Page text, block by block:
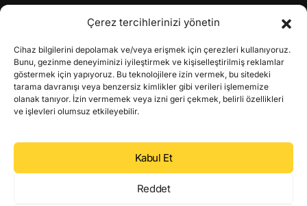
Çerez tercihlerinizi yönetin
Cihaz bilgilerini depolamak ve/veya erişmek için çerezleri kullanıyoruz.
Bunu, gezinme deneyiminizi iyileştirmek ve kişiselleştirilmiş reklamlar
göstermek için yapıyoruz. Bu teknolojilere izin vermek, bu sitedeki
tarama davranışı veya benzersiz kimlikler gibi verileri işlememize
olanak tanıyor. İzin vermemek veya izni geri çekmek, belirli özellikleri
ve işlevleri olumsuz etkileyebilir.
Kabul Et
Reddet
Yapay Zeka (AI) Coinleri
Gaming Coinleri
RWA Coinleri
DeFi Coinleri
DePIN Coinleri
Metaverse Coinleri
Web 3.0 Coinleri